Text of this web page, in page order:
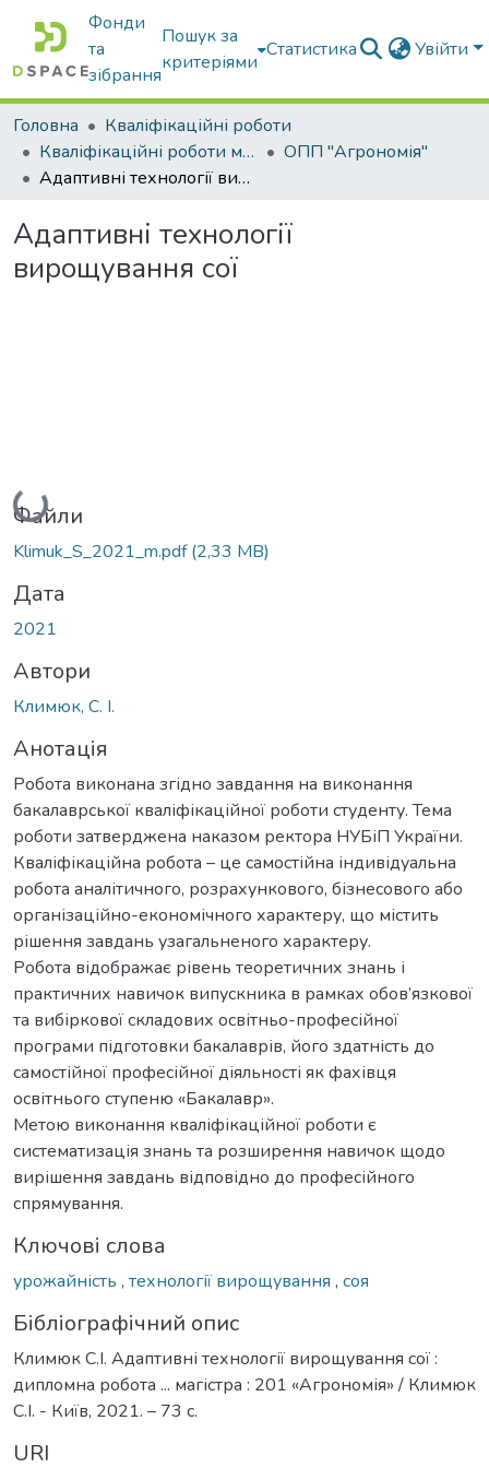
Фонди
та
зібрання
Пошук за
критеріями
Статистика Увійти
Головна
Кваліфікаційні роботи
Кваліфікаційні роботи магістрів
ОПП "Агрономія"
Адаптивні технології вирощування сої
Адаптивні технології
вирощування сої
Вантажиться...
Файли
Klimuk_S_2021_m.pdf(2,33 MB)
Дата
2021
Автори
Климюк, С. І.
Анотація
Робота виконана згідно завдання на виконання
бакалаврської кваліфікаційної роботи студенту. Тема
роботи затверджена наказом ректора НУБіП України.
Кваліфікаційна робота – це самостійна індивідуальна
робота аналітичного, розрахункового, бізнесового або
організаційно-економічного характеру, що містить
рішення завдань узагальненого характеру.
Робота відображає рівень теоретичних знань і
практичних навичок випускника в рамках обов’язкової
та вибіркової складових освітньо-професійної
програми підготовки бакалаврів, його здатність до
самостійної професійної діяльності як фахівця
освітнього ступеню «Бакалавр».
Метою виконання кваліфікаційної роботи є
систематизація знань та розширення навичок щодо
вирішення завдань відповідно до професійного
спрямування.
Ключові слова
урожайність , технології вирощування , соя
Бібліографічний опис
Климюк С.І. Адаптивні технології вирощування сої :
дипломна робота ... магістра : 201 «Агрономія» / Климюк
С.І. - Київ, 2021. – 73 с.
URI